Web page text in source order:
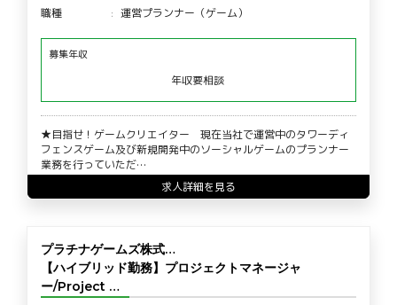
職種
運営プランナー（ゲーム）
募集年収
年収要相談
★目指せ！ゲームクリエイター 現在当社で運営中のタワーディ
フェンスゲーム及び新規開発中のソーシャルゲームのプランナー
業務を行っていただ…
求人詳細を見る
プラチナゲームズ株式…
【ハイブリッド勤務】プロジェクトマネージャ
ー/Project …